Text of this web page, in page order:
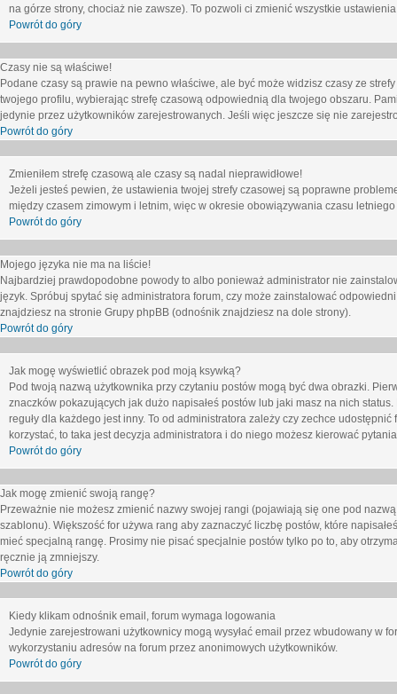
na górze strony, chociaż nie zawsze). To pozwoli ci zmienić wszystkie
Powrót do góry
Czasy nie są właściwe!
Podane czasy są prawie na pewno właściwe, ale być może widzisz czasy ze
twojego profilu, wybierając strefę czasową odpowiednią dla twojego obszaru.
jedynie przez użytkowników zarejestrowanych. Jeśli więc jeszcze się nie
Powrót do góry
Zmieniłem strefę czasową ale czasy są nadal nieprawidłowe!
Jeżeli jesteś pewien, że ustawienia twojej strefy czasowej są poprawne
między czasem zimowym i letnim, więc w okresie obowiązywania czasu
Powrót do góry
Mojego języka nie ma na liście!
Najbardziej prawdopodobne powody to albo ponieważ administrator nie
język. Spróbuj spytać się administratora forum, czy może zainstalować
znajdziesz na stronie Grupy phpBB (odnośnik znajdziesz na dole strony).
Powrót do góry
Jak mogę wyświetlić obrazek pod moją ksywką?
Pod twoją nazwą użytkownika przy czytaniu postów mogą być dwa obrazki.
znaczków pokazujących jak dużo napisałeś postów lub jaki masz na nich
reguły dla każdego jest inny. To od administratora zależy czy zechce
korzystać, to taka jest decyzja administratora i do niego możesz kierować
Powrót do góry
Jak mogę zmienić swoją rangę?
Przeważnie nie możesz zmienić nazwy swojej rangi (pojawiają się one pod
szablonu). Większość for używa rang aby zaznaczyć liczbę postów, które
mieć specjalną rangę. Prosimy nie pisać specjalnie postów tylko po to, aby
ręcznie ją zmniejszy.
Powrót do góry
Kiedy klikam odnośnik email, forum wymaga logowania
Jedynie zarejestrowani użytkownicy mogą wysyłać email przez wbudowany w
wykorzystaniu adresów na forum przez anonimowych użytkowników.
Powrót do góry